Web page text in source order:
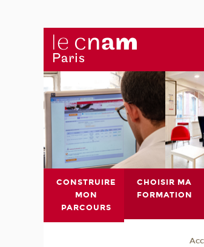
CONSTRUIRE
MON
PARCOURS
CHOISIR MA
FORMATION